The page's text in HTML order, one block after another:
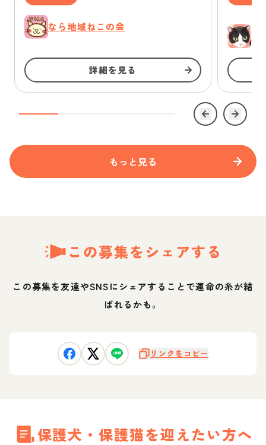
なら地域ねこの会
詳細を見る
ゆ
もっと見る
この募集をシェアする
この募集を友達やSNSにシェアすることで運命の糸が結
ばれるかも。
リンクをコピー
保護犬・保護猫を迎えたい方へ